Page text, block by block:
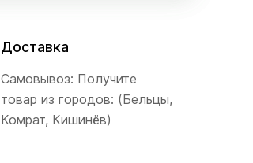
Доставка
Самовывоз: Получите
товар из городов: (Бельцы,
Комрат, Кишинёв)